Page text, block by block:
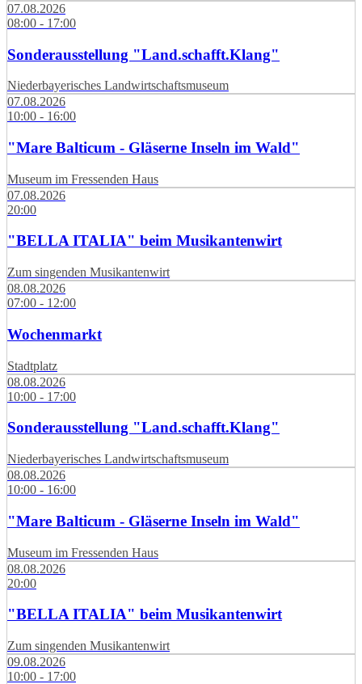
07.08.2026
08:00 - 17:00
Sonderausstellung "Land.schafft.Klang"
Niederbayerisches Landwirtschaftsmuseum
07.08.2026
10:00 - 16:00
"Mare Balticum - Gläserne Inseln im Wald"
Museum im Fressenden Haus
07.08.2026
20:00
"BELLA ITALIA" beim Musikantenwirt
Zum singenden Musikantenwirt
08.08.2026
07:00 - 12:00
Wochenmarkt
Stadtplatz
08.08.2026
10:00 - 17:00
Sonderausstellung "Land.schafft.Klang"
Niederbayerisches Landwirtschaftsmuseum
08.08.2026
10:00 - 16:00
"Mare Balticum - Gläserne Inseln im Wald"
Museum im Fressenden Haus
08.08.2026
20:00
"BELLA ITALIA" beim Musikantenwirt
Zum singenden Musikantenwirt
09.08.2026
10:00 - 17:00